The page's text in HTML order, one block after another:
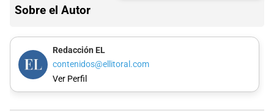
Sobre el Autor
Redacción EL
contenidos@ellitoral.com
Ver Perfil